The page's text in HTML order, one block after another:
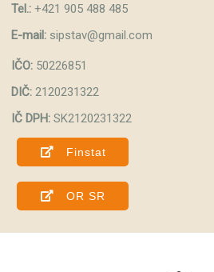
Tel.: +421 905 488 485
E-mail: sipstav@gmail.com
IČO: 50226851
DIČ: 2120231322
IČ DPH: SK2120231322
Finstat
OR SR